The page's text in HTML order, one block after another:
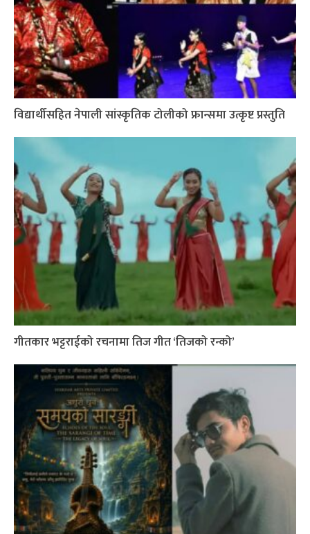
विद्यार्थीसहित नेपाली सांस्कृतिक टोलीको फ्रान्समा उत्कृष्ट प्रस्तुति
गीतकार भट्टराईको रचनामा तिज गीत ‘तिजको रन्को’